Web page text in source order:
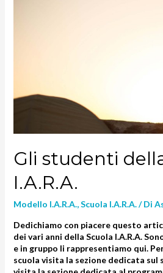
Gli studenti
I.A.R.A.
Modello I.A.R.A.,Scuola I.A.R.A./ Di
Dedichiamo con piacere questo
dei vari anni della Scuola I.A.R.A.
e in gruppo li rappresentiamo qui.
scuola visita la sezione dedicata sul